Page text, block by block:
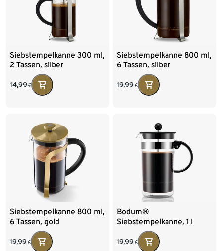
Siebstempelkanne 300 ml,
2 Tassen, silber
14,99 €
Siebstempelkanne 800 ml,
6 Tassen, silber
19,99 €
Siebstempelkanne 800 ml,
6 Tassen, gold
19,99 €
Bodum®
Siebstempelkanne, 1 l
19,99 €